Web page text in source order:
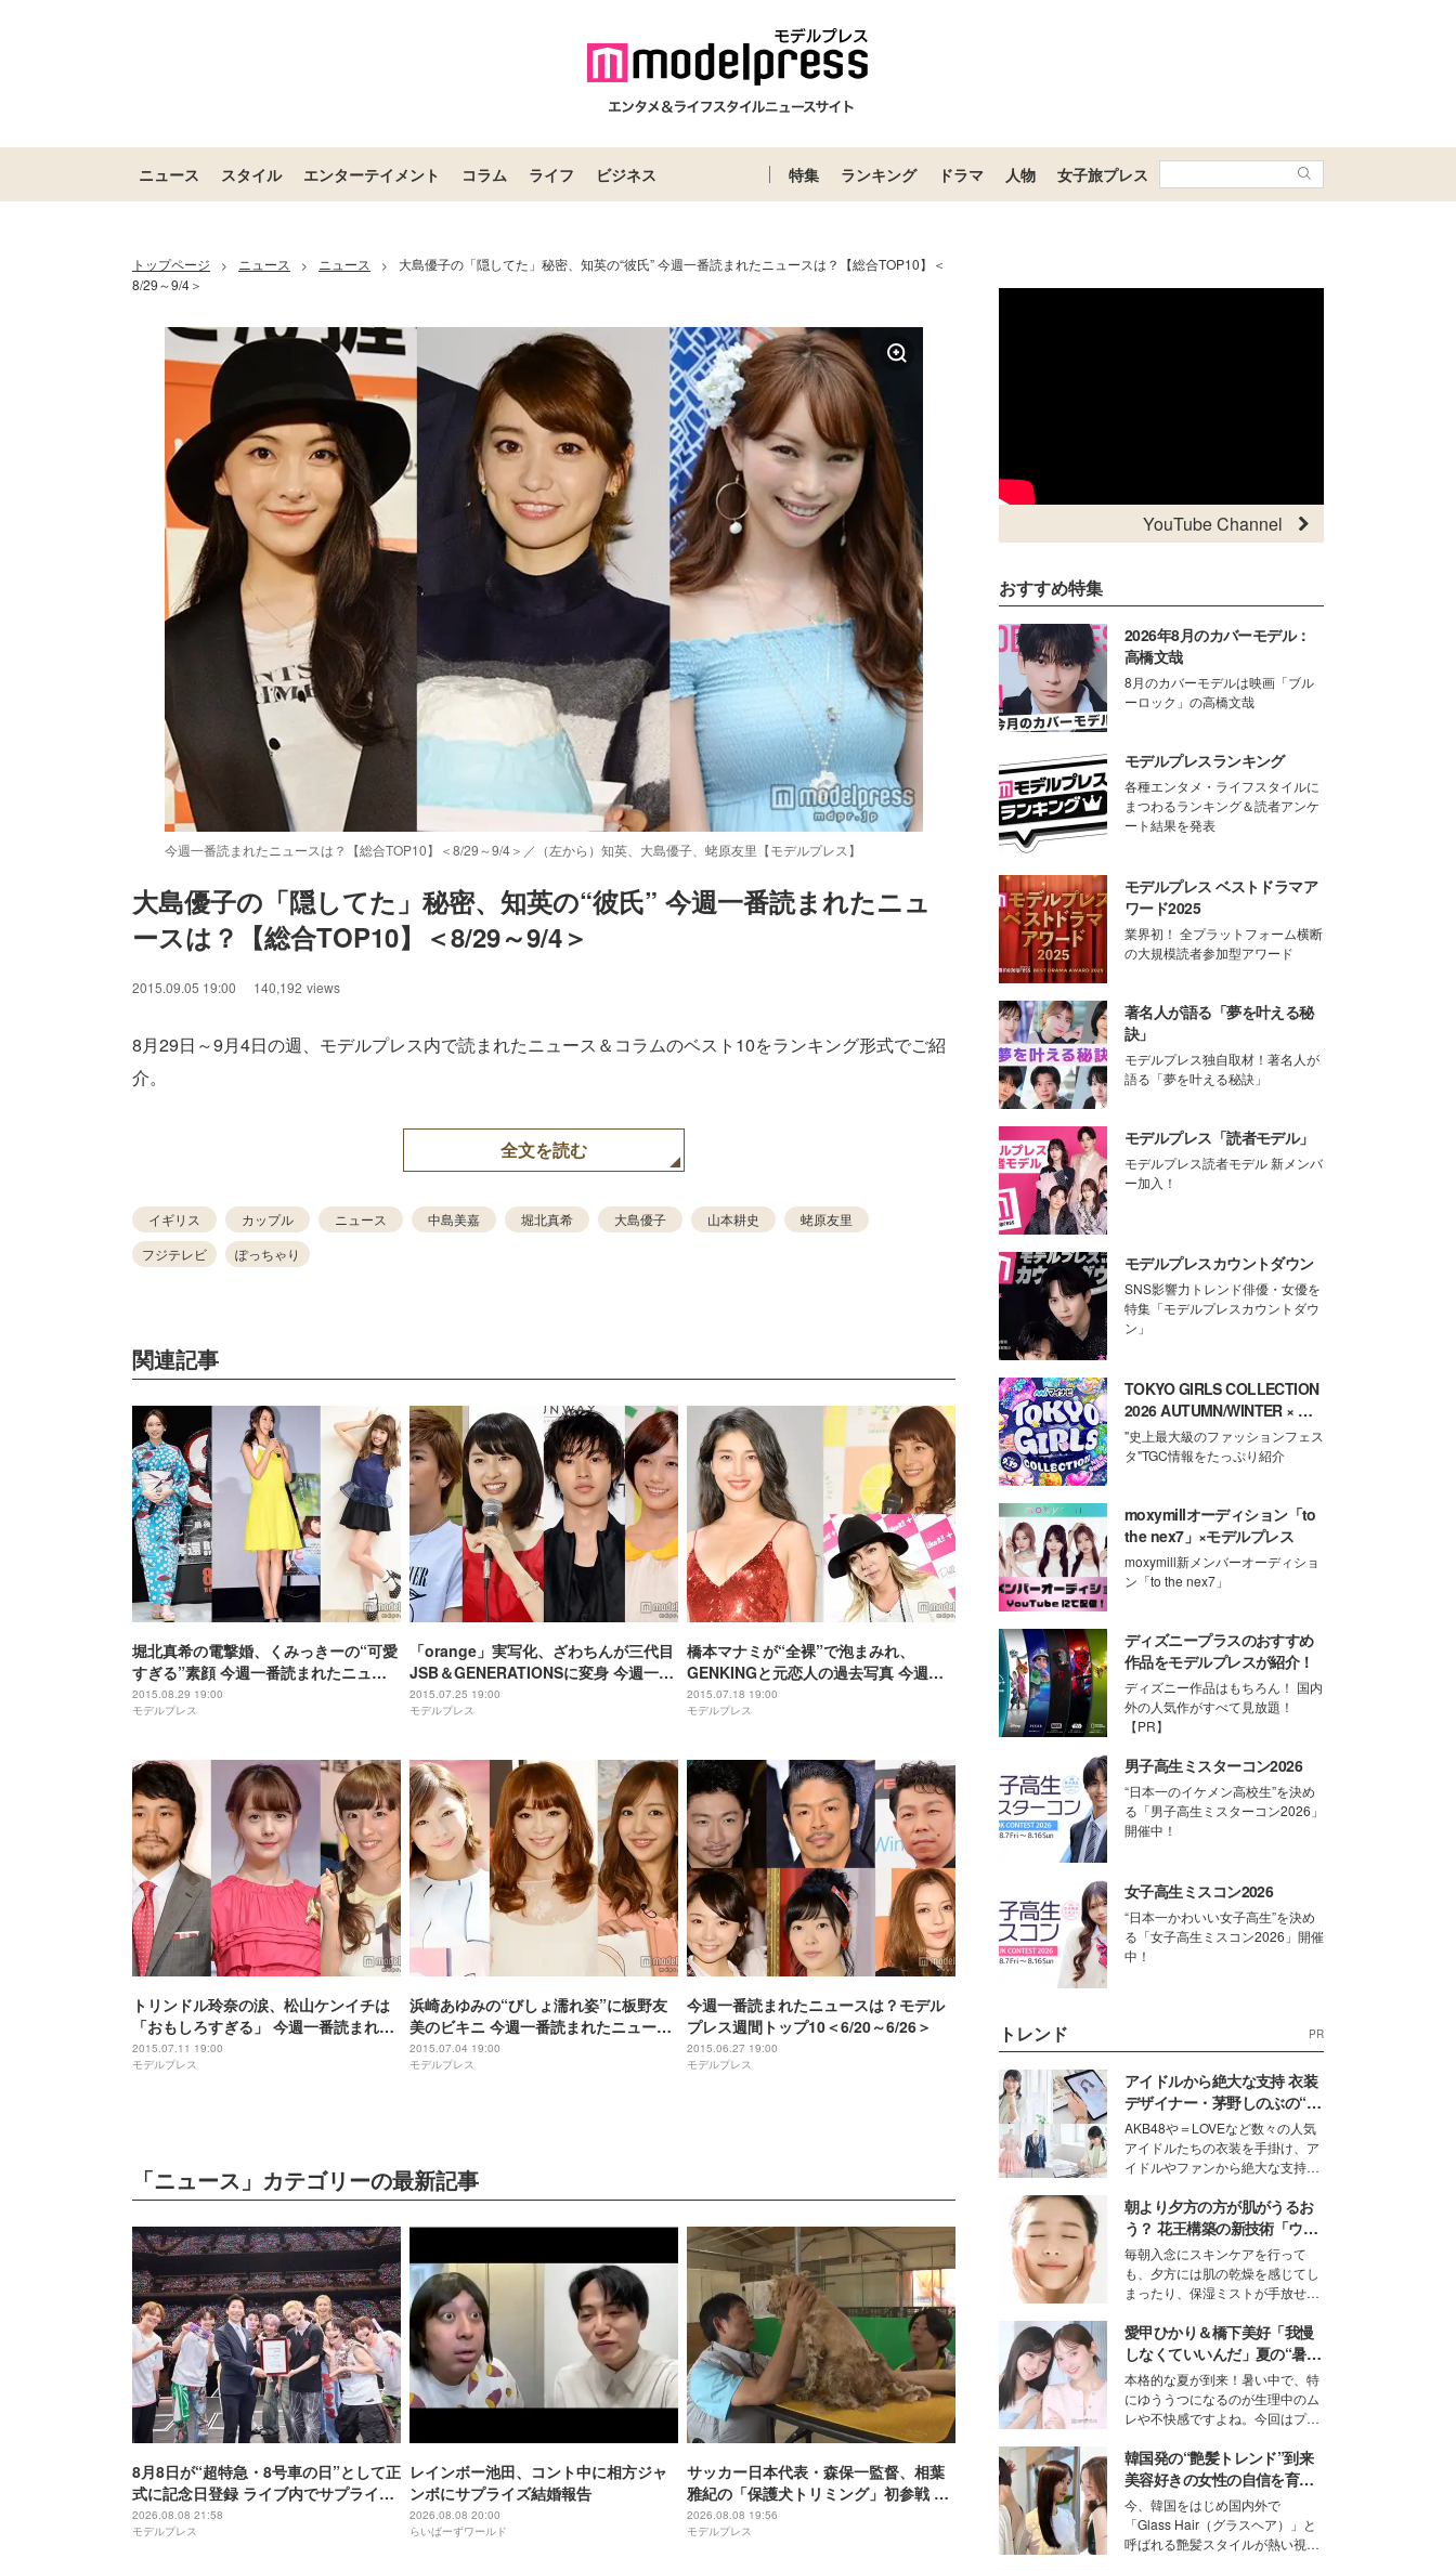
ニュース スタイル エンターテイメント コラム ライフ ビジネス 特集 ランキング ドラマ 人物 女子旅プレス
トップページ > ニュース > ニュース >
大島優子の「隠してた」秘密、知英の“彼氏” 今週一番読まれたニュースは？【総合TOP10】＜
8/29～9/4＞
今週一番読まれたニュースは？【総合TOP10】＜8/29～9/4＞／（左から）知英、大島優子、蛯原友里【モデルプレス】
Unmute / Loaded
87.03%
大島優子の「隠してた」秘密、知英の“彼氏” 今週一番読まれたニュ
ースは？【総合TOP10】＜8/29～9/4＞
2015.09.05 19:00 140,192 views
8月29日～9月4日の週、モデルプレス内で読まれたニュース＆コラムのベスト10をランキング形式でご紹
介。
全文を読む
イギリス カップル ニュース 中島美嘉 堀北真希 大島優子 山本耕史
蛯原友里
フジテレビ
ぽっちゃり
関連記事
堀北真希の電撃婚、くみっきーの“可愛
すぎる”素顔 今週一番読まれたニュー
スは？【総合TOP10】＜8/22～8/28＞
2015.08.29 19:00
モデルプレス
「orange」実写化、ざわちんが三代目
JSB＆GENERATIONSに変身 今週一番
読まれたニュースは？【総合TOP10】
＜7/18～7/24＞
2015.07.25 19:00
モデルプレス
橋本マナミが“全裸”で泡まみれ、
GENKINGと元恋人の過去写真 今週一
番読まれたニュースは？【総合
TOP10】＜7/11～7/17＞
2015.07.18 19:00
モデルプレス
トリンドル玲奈の涙、松山ケンイチは
「おもしろすぎる」 今週一番読まれた
ニュースは？【総合TOP10】＜7/4～
7/10＞
2015.07.11 19:00
モデルプレス
浜崎あゆみの“びしょ濡れ姿”に板野友
美のビキニ 今週一番読まれたニュース
は？【総合TOP10】＜6/27～7/3＞
2015.07.04 19:00
モデルプレス
今週一番読まれたニュースは？モデル
プレス週間トップ10＜6/20～6/26＞
2015.06.27 19:00
モデルプレス
「ニュース」カテゴリーの最新記事
8月8日が“超特急・8号車の日”として正
式に記念日登録 ライブ内でサプライズ
発表
2026.08.08 21:58
モデルプレス
レインボー池田、コント中に相方ジャ
ンボにサプライズ結婚報告
2026.08.08 20:00
らいばーずワールド
サッカー日本代表・森保一監督、相葉
雅紀の「保護犬トリミング」初参戦 ド
リームチームで心込めて挑む【24時間
テレビ49】
2026.08.08 19:56
モデルプレス
YouTube Channel
おすすめ特集
2026年8月のカバーモデル：
高橋文哉
8月のカバーモデルは映画「ブル
ーロック」の高橋文哉
モデルプレスランキング
各種エンタメ・ライフスタイルに
まつわるランキング＆読者アンケ
ート結果を発表
モデルプレス ベストドラマア
ワード2025
業界初！ 全プラットフォーム横断
の大規模読者参加型アワード
著名人が語る「夢を叶える秘
訣」
モデルプレス独自取材！著名人が
語る「夢を叶える秘訣」
モデルプレス「読者モデル」
モデルプレス読者モデル 新メンバ
ー加入！
モデルプレスカウントダウン
SNS影響力トレンド俳優・女優を
特集「モデルプレスカウントダウ
ン」
TOKYO GIRLS COLLECTION
2026 AUTUMN/WINTER × モ
デルプレス
"史上最大級のファッションフェス
タ"TGC情報をたっぷり紹介
moxymillオーディション「to
the nex7」×モデルプレス
moxymill新メンバーオーディショ
ン「to the nex7」
ディズニープラスのおすすめ
作品をモデルプレスが紹介！
ディズニー作品はもちろん！ 国内
外の人気作がすべて見放題！
【PR】
男子高生ミスターコン2026
“日本一のイケメン高校生”を決め
る「男子高生ミスターコン2026」
開催中！
女子高生ミスコン2026
“日本一かわいい女子高生”を決め
る「女子高生ミスコン2026」開催
中！
トレンド PR
アイドルから絶大な支持 衣装
デザイナー・茅野しのぶの“可
愛い”を作る美学＜「シチズン
クロスシー」インタビュー＞
AKB48や＝LOVEなど数々の人気
アイドルたちの衣装を手掛け、ア
イドルやファンから絶大な支持を
取締役兼クリエイティブディレク
ター・茅野しのぶ。一人ひとりの
個性に寄り添い、魅力を引き出す
衣装作りは、多くの女性たちに勇
気と自信を与え続けている。
朝より夕方の方が肌がうるお
う？ 花王構築の新技術「ウォ
ーターキャプチャリングスキ
ン（捕水肌）」がスキンケア
の常識を変える予感
毎朝入念にスキンケアを行って
も、夕方には肌の乾燥を感じてし
まったり、保湿ミストが手放せな
な美容の常識を大きく変える可能
性を秘めた、革新的な「Water
Capturing Skin（ウォーターキャ
プチャリングスキン：捕水肌）」
技術を、花王が構築した。
愛甲ひかり＆橋下美好「我慢
しなくていいんだ」夏の“暑さ
対策”の新しい選択肢とは？
本格的な夏が到来！暑い中で、特
にゆううつになるのが生理中のム
レや不快感ですよね。今回はプラ
モデル・愛甲ひかりさんと橋下美
好さんを迎えて本音で女子会トー
ク。猛暑のお出かけを快適に過ご
すヒントや、2人が感動した夏の
生理の新常識にも迫りました。
韓国発の“艶髪トレンド”到来
美容好きの女性の自信を育む
「ヘアケア事情」って？
今、韓国をはじめ国内外で
「Glass Hair（グラスヘア）」と
呼ばれる艶髪スタイルが熱い視線